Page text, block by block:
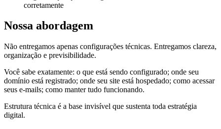
corretamente
Nossa abordagem
Não entregamos apenas configurações técnicas. Entregamos clareza,
organização e previsibilidade.
Você sabe exatamente: o que está sendo configurado; onde seu
domínio está registrado; onde seu site está hospedado; como acessar
seus e-mails; como manter tudo funcionando.
Estrutura técnica é a base invisível que sustenta toda estratégia
digital.